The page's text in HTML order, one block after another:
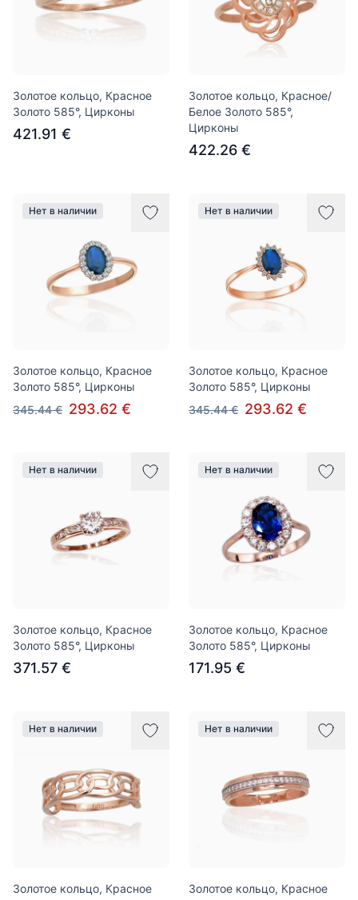
Золотое кольцо, Красное
Золото 585°, Цирконы
421.91 €
Золотое кольцо, Красное/
Белое Золото 585°,
Цирконы
422.26 €
Нет в наличии
Золотое кольцо, Красное
Золото 585°, Цирконы
345.44 € 293.62 €
Нет в наличии
Золотое кольцо, Красное
Золото 585°, Цирконы
345.44 € 293.62 €
Нет в наличии
Золотое кольцо, Красное
Золото 585°, Цирконы
371.57 €
Нет в наличии
Золотое кольцо, Красное
Золото 585°, Цирконы
171.95 €
Нет в наличии
Золотое кольцо, Красное
Нет в наличии
Золотое кольцо, Красное